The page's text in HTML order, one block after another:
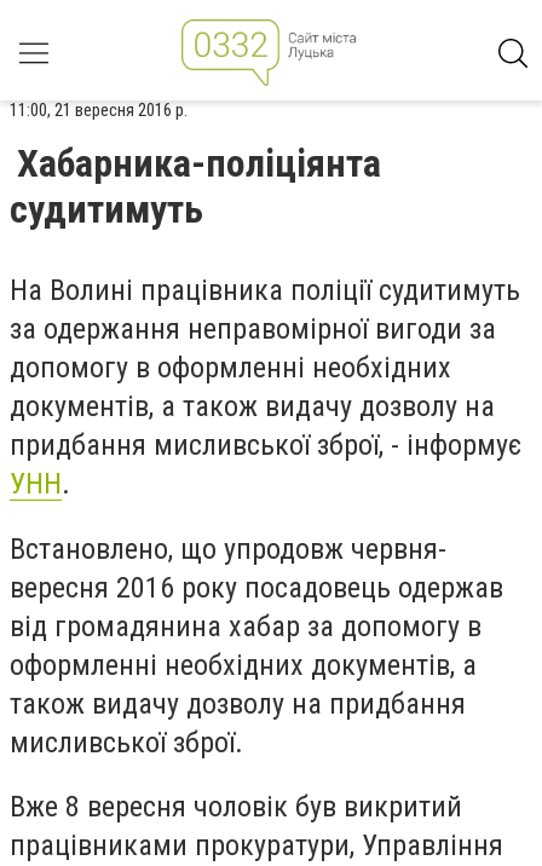
11:00, 21 вересня 2016 р.
Хабарника-поліціянта
судитимуть
На Волині працівника поліції судитимуть
за одержання неправомірної вигоди за
допомогу в оформленні необхідних
документів, а також видачу дозволу на
придбання мисливської зброї, - інформує
УНН.
Встановлено, що упродовж червня-
вересня 2016 року посадовець одержав
від громадянина хабар за допомогу в
оформленні необхідних документів, а
також видачу дозволу на придбання
мисливської зброї.
Вже 8 вересня чоловік був викритий
працівниками прокуратури, Управління